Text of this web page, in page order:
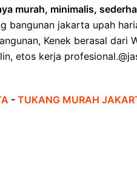
murah, minimalis,
bangunan jakarta upah
Kenek berasal dari
etos kerja
- TUKANG MURAH